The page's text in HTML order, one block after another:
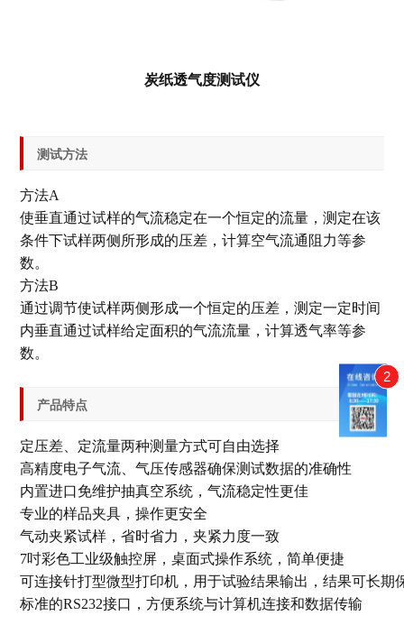
炭纸透气度测试仪
测试方法
方法A
使垂直通过试样的气流稳定在一个恒定的流量，测定在该
条件下试样两侧所形成的压差，计算空气流通阻力等参
数。
方法B
通过调节使试样两侧形成一个恒定的压差，测定一定时间
内垂直通过试样给定面积的气流流量，计算透气率等参
数。
产品特点
定压差、定流量两种测量方式可自由选择
高精度电子气流、气压传感器确保测试数据的准确性
内置进口免维护抽真空系统，气流稳定性更佳
专业的样品夹具，操作更安全
气动夹紧试样，省时省力，夹紧力度一致
7吋彩色工业级触控屏，桌面式操作系统，简单便捷
可连接针打型微型打印机，用于试验结果输出，结果可长期
标准的RS232接口，方便系统与计算机连接和数据传输
2